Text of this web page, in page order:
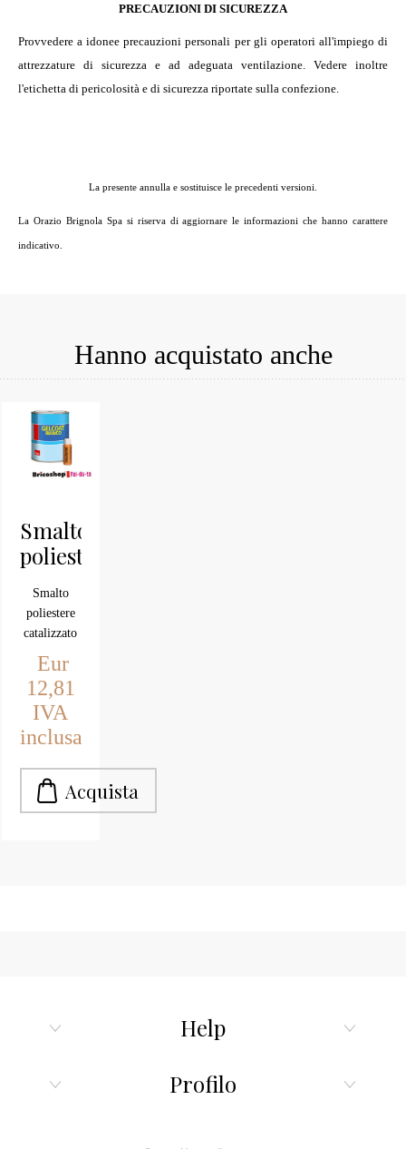
PRECAUZIONI DI SICUREZZA
Provvedere a idonee precauzioni personali per gli operatori all'impiego di
attrezzature di sicurezza e ad adeguata ventilazione. Vedere inoltre
l'etichetta di pericolosità e di sicurezza riportate sulla confezione.
La presente annulla e sostituisce le precedenti versioni.
La Orazio Brignola Spa si riserva di aggiornare le informazioni che hanno carattere
indicativo.
Hanno acquistato anche
Smalto
poliestere
catalizzato
per
riparazioni
su
vetroresina
Smalto
poliestere
catalizzato
per
riparazioni
su
vetroresina
soprattutto
nautico. Di
colore
bianco, Ral
catalizzatore.
Eur
12,81
IVA
inclusa
Help
Profilo